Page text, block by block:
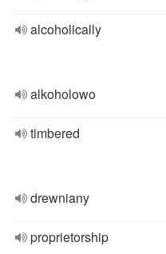
alcoholically
alkoholowo
timbered
drewniany
proprietorship